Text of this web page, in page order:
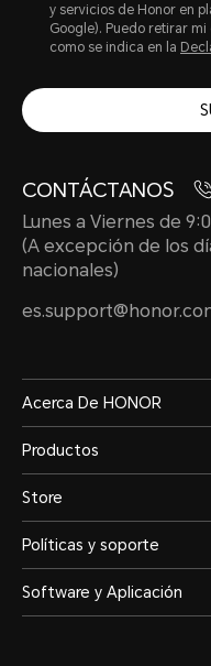
Admite
*La potencia
inteligente
consulte las
Cargador
HONOR
Red móvil
y servicios de Honor en
Google). Puedo retirar
como se indica en la
CONTÁCTANOS
Lunes a Viernes de
(A excepción de los
nacionales)
Acerca De HONOR
Productos
Store
Políticas y soporte
Software y Aplicación